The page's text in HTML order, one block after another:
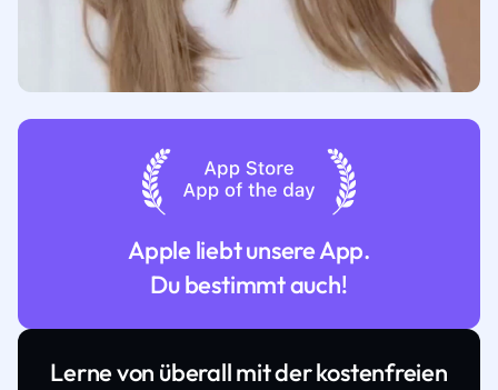
Apple liebt unsere App.
Du bestimmt auch!
Lerne von überall mit der kostenfreien